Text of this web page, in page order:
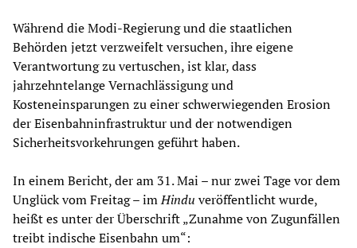
Während die Modi-Regierung und die staatlichen
Behörden jetzt verzweifelt versuchen, ihre eigene
Verantwortung zu vertuschen, ist klar, dass
jahrzehntelange Vernachlässigung und
Kosteneinsparungen zu einer schwerwiegenden Erosion
der Eisenbahninfrastruktur und der notwendigen
Sicherheitsvorkehrungen geführt haben.
In einem Bericht, der am 31. Mai – nur zwei Tage vor dem
Unglück vom Freitag – imHindu veröffentlicht wurde,
heißt es unter der Überschrift „Zunahme von Zugunfällen
treibt indische Eisenbahn um“: